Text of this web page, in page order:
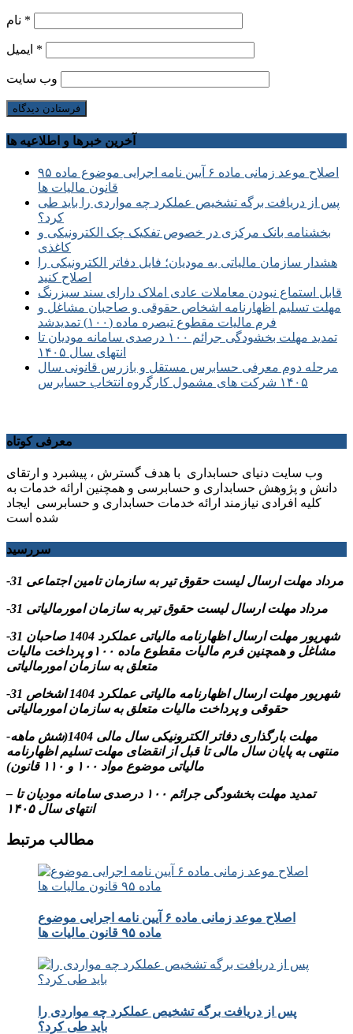
*
*
وب‌ سایت
آخرین خبرها و اطلاعیه ها
اصلاح موعد زمانی ماده ۶ آیین نامه اجرایی موضوع ماده ۹۵
قانون مالیات ها
پس از دریافت برگه تشخیص عملکرد چه مواردی را باید طی
کرد؟
بخشنامه بانک مرکزی در خصوص تفکیک چک الکترونیکی و
کاغذی
هشدار سازمان مالیاتی به مودیان؛ فایل دفاتر الکترونیکی را
اصلاح کنید
قابل استماع نبودن معاملات عادی املاک دارای سند سبزرنگ
مهلت تسلیم اظهارنامه اشخاص حقوقی و صاحبان مشاغل و
فرم مالیات مقطوع تبصره ماده (۱۰۰) تمدیدشد
تمدید مهلت بخشودگی جرائم ۱۰۰ درصدی سامانه مودیان تا
انتهای سال ۱۴۰۵
مرحله دوم معرفی حسابرس مستقل و بازرس قانونی سال
۱۴۰۵ شرکت های مشمول کارگروه انتخاب حسابرس
معرفی کوتاه
وب سایت دنیای حسابداری با هدف گسترش ، پیشبرد و ارتقای
دانش و پژوهش حسابداری و حسابرسی و همچنین ارائه خدمات به
کلیه افرادی نیازمند ارائه خدمات حسابداری و حسابرسی ایجاد
شده است
سررسید
-31 مرداد مهلت ارسال ليست حقوق تیر به سازمان تامین اجتماعی
-31 مرداد مهلت ارسال ليست حقوق تیر به سازمان امورمالیاتی
-31 شهریور مهلت ارسال اظهارنامه مالیاتی عملکرد 1404 صاحبان
مشاغل و همچنین فرم مالیات مقطوع ماده ۱۰۰و پرداخت مالیات
متعلق به سازمان امورمالیاتی
-31 شهریور مهلت ارسال اظهارنامه مالیاتی عملکرد 1404 اشخاص
حقوقی و پرداخت مالیات متعلق به سازمان امورمالیاتی
-مهلت بارگذاری دفاتر الکترونیکی سال مالی 1404(شش ماهه
منتهی به پایان سال مالی تا قبل از انقضای مهلت تسلیم اظهارنامه
مالیاتی موضوع مواد ۱۰۰ و ۱۱۰ قانون)
– تمدید مهلت بخشودگی جرائم ۱۰۰ درصدی سامانه مودیان تا
انتهای سال ۱۴۰۵
مطالب مرتبط
اصلاح موعد زمانی ماده ۶ آیین نامه اجرایی موضوع
ماده ۹۵ قانون مالیات ها
پس از دریافت برگه تشخیص عملکرد چه مواردی را
باید طی کرد؟